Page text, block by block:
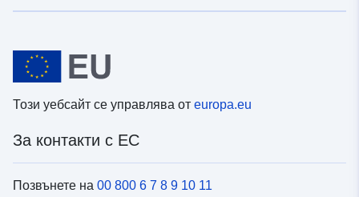
Този уебсайт се управлява от europa.eu
За контакти с ЕС
Позвънете на 00 800 6 7 8 9 10 11